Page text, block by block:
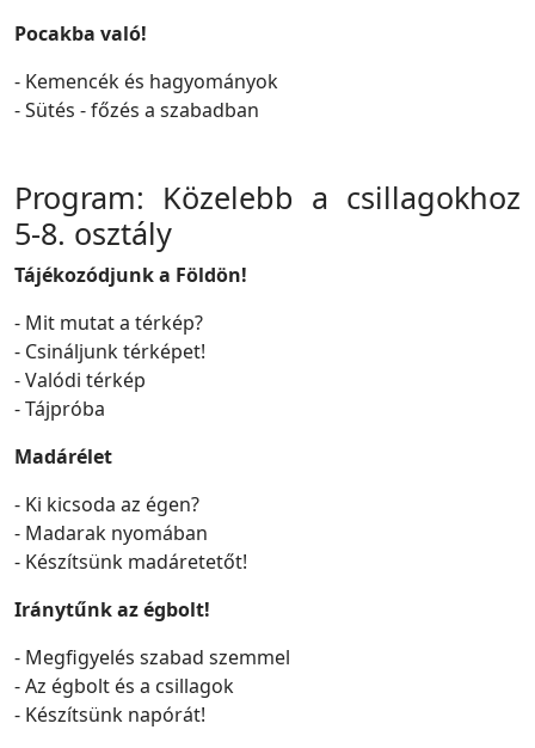
Pocakba való!
- Kemencék és hagyományok
- Sütés - főzés a szabadban
Program: Közelebb a csillagokhoz
5-8. osztály
Tájékozódjunk a Földön!
- Mit mutat a térkép?
- Csináljunk térképet!
- Valódi térkép
- Tájpróba
Madárélet
- Ki kicsoda az égen?
- Madarak nyomában
- Készítsünk madáretetőt!
Iránytűnk az égbolt!
- Megfigyelés szabad szemmel
- Az égbolt és a csillagok
- Készítsünk napórát!